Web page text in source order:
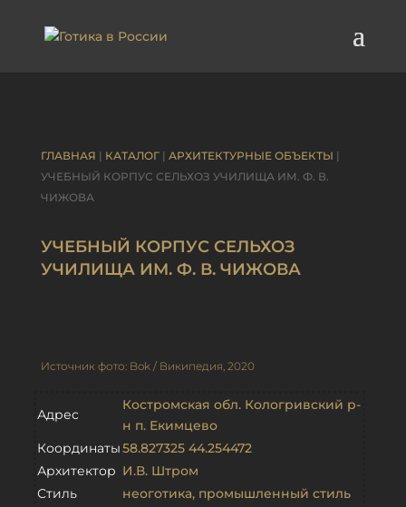
ГЛАВНАЯ | КАТАЛОГ| АРХИТЕКТУРНЫЕ ОБЪЕКТЫ |
УЧЕБНЫЙ КОРПУС СЕЛЬХОЗ УЧИЛИЩА ИМ. Ф. В.
ЧИЖОВА
УЧЕБНЫЙ КОРПУС СЕЛЬХОЗ
УЧИЛИЩА ИМ. Ф. В. ЧИЖОВА
Источник фото: Bok / Википедия, 2020
Адрес
Костромская обл. Кологривский р-
н п. Екимцево
Координаты58.827325 44.254472
Архитектор И.В. Штром
Стиль
неоготика, промышленный стиль